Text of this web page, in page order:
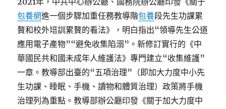
包養網進一個步驟加重任務教導階包養段先生功課累
贅和校外培訓累贅的看法》，明白指出“領導先生公道
應用電子產物”“避免收集陷溺”。新修訂實行的《中
華國民共和國未成年人維護法》專門建立“收集維護”
一章。教導部出臺的“五項治理”（即加大力度中小先
生功課、睡眠、手機、讀物和體質治理）政策將手機
治理列為重點。教導部辦公廳印發《關于加大力度中